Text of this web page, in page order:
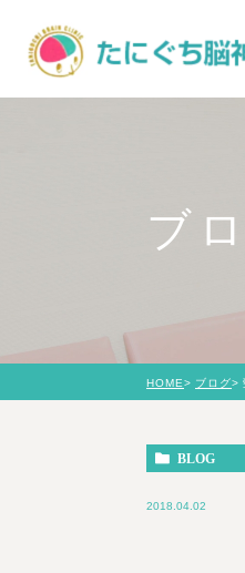
ブ
HOME ブログ
BLOG
2018.04.02